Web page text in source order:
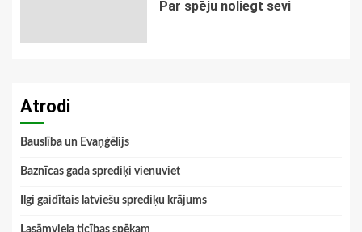
Par spēju noliegt sevi
Atrodi
Bauslība un Evaņģēlijs
Baznīcas gada sprediķi vienuviet
Ilgi gaidītais latviešu sprediķu krājums